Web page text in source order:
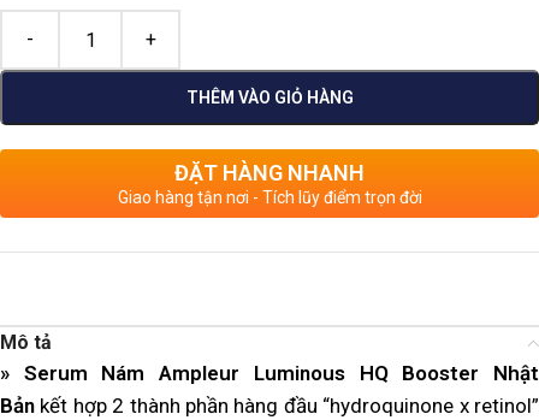
THÊM VÀO GIỎ HÀNG
ĐẶT HÀNG NHANH
Giao hàng tận nơi - Tích lũy điểm trọn đời
Mô tả
» Serum Nám Ampleur Luminous HQ Booster Nhật
Bản kết hợp 2 thành phần hàng đầu “hydroquinone x retinol”